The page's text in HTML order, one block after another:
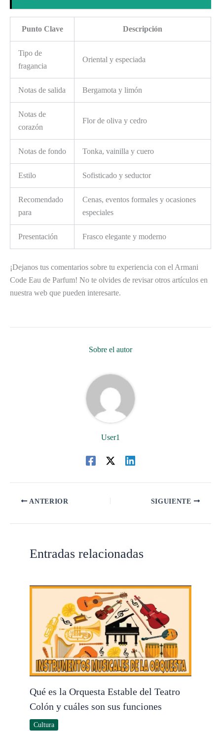
Punto Clave Descripción
Tipo de
fragancia
Oriental y especiada
Notas de salida Bergamota y limón
Notas de
corazón
Flor de oliva y cedro
Notas de fondo Tonka, vainilla y cuero
Estilo Sofisticado y seductor
Recomendado
para
Cenas, eventos formales y ocasiones
especiales
Presentación Frasco elegante y moderno
¡Dejanos tus comentarios sobre tu experiencia con el Armani
Code Eau de Parfum! No te olvides de revisar otros artículos en
nuestra web que pueden interesarte.
Sobre el autor
User1
ANTERIOR SIGUIENTE
Entradas relacionadas
Qué es la Orquesta Estable del Teatro
Colón y cuáles son sus funciones
Cultura